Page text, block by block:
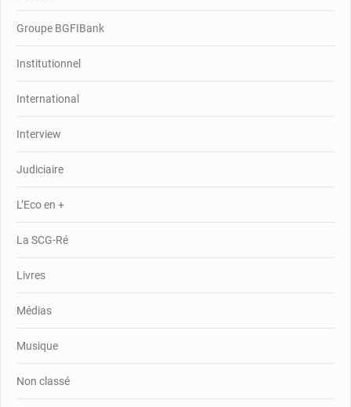
Groupe BGFIBank
Institutionnel
International
Interview
Judiciaire
L’Eco en +
La SCG-Ré
Livres
Médias
Musique
Non classé